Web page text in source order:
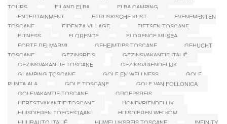
TOURS
EILAND ELBA
ELBA CAMPING
ENTERTAINMENT
ETRUSKISCHE KUST
EVENEMENTEN
TOSCANE
FIDENZA VILLAGE
FIETSEN TOSCANE
FITNESS
FLORENCE
FLORENCE MUSEA
FORTE DEI MARMI
GEHEIMTIPS TOSCANE
GEHUCHT
TOSCANE
GEZINSREIS
GEZINSVAKANTIE ITALIË
GEZINSVAKANTIE TOSCANE
GEZINSVRIENDELIJK
GLAMPING TOSCANE
GOLF EN WELLNESS
GOLF
PUNTA ALA
GOLF TOSCANE
GOLF VAN FOLLONICA
GOLFVAKANTIE TOSCANE
GROEPSREIS
HERFSTVAKANTIE TOSCANE
HONDVRIENDELIJK
HUISDIEREN TOEGESTAAN
HUISDIEREN WELKOM
HUURAUTO ITALIË
HUWELIJKSREIS TOSCANE
INFINITY